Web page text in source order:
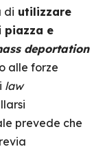
di utilizzare
piazza e
deportation
alle forze
law
prevede che